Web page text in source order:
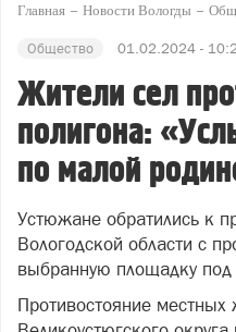
Главная Новости Вологды
Общество 01.02.2024 -
Жители сел
полигона:
по малой
Устюжане обратились к
Вологодской области с
выбранную площадку под
Противостояние местных